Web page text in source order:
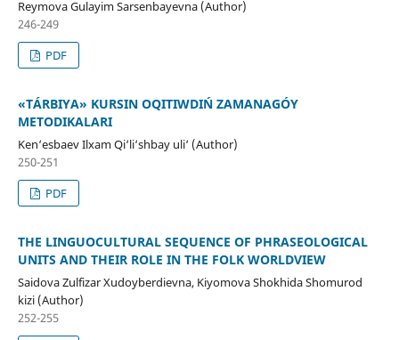
Reymova Gulayim Sarsenbayevna (Author)
246-249
PDF
«TÁRBIYA» KURSIN OQITIWDIŃ ZAMANAGÓY
METODIKALARI
Ken‘esbaev Ilxam Qi‘li‘shbay uli‘ (Author)
250-251
PDF
THE LINGUOCULTURAL SEQUENCE OF PHRASEOLOGICAL
UNITS AND THEIR ROLE IN THE FOLK WORLDVIEW
Saidova Zulfizar Xudoyberdievna, Kiyomova Shokhida Shomurod
kizi (Author)
252-255